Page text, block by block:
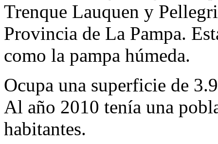
Trenque Lauquen y
Provincia de La Pampa.
como la pampa húmeda.
Ocupa una superficie de
Al año 2010 tenía una
habitantes.